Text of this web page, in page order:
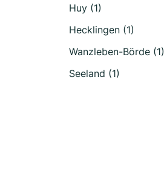
Huy (1)
Hecklingen (1)
Wanzleben-Börde (1)
Seeland (1)